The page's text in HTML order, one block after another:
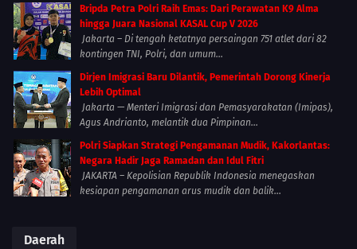
Bripda Petra Polri Raih Emas: Dari Perawatan K9 Alma
hingga Juara Nasional KASAL Cup V 2026
Jakarta – Di tengah ketatnya persaingan 751 atlet dari 82
kontingen TNI, Polri, dan umum...
Dirjen Imigrasi Baru Dilantik, Pemerintah Dorong Kinerja
Lebih Optimal
Jakarta — Menteri Imigrasi dan Pemasyarakatan (Imipas),
Agus Andrianto, melantik dua Pimpinan...
Polri Siapkan Strategi Pengamanan Mudik, Kakorlantas:
Negara Hadir Jaga Ramadan dan Idul Fitri
JAKARTA – Kepolisian Republik Indonesia menegaskan
kesiapan pengamanan arus mudik dan balik...
Daerah